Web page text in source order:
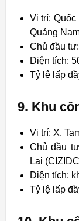
Vị trí:
Quảng
Chủ đầu
Diện tích:
Tỷ lệ lấp
9. Khu
Vị trí: X.
Chủ đầu
Lai
Diện tích:
Tỷ lệ lấp